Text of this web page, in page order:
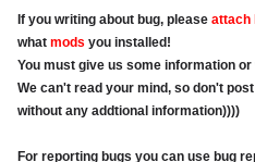
If you writing about bug, please attach
what mods you installed!
You must give us some information
We can't read your mind, so don't
without any addtional information))))
For reporting bugs you can use bug